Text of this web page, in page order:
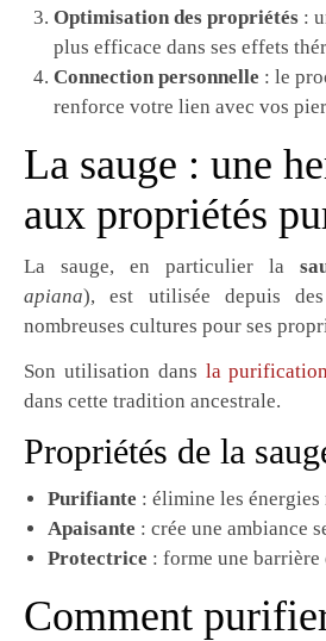
Optimisation des propriétés :
plus efficace dans ses effets
Connection personnelle : le
renforce votre lien avec vos
La sauge : une
aux propriétés
La sauge, en particulier la
apiana), est utilisée depuis
nombreuses cultures pour ses
Son utilisation dans la
dans cette tradition ancestrale.
Propriétés de la
Purifiante : élimine les énergies
Apaisante : crée une ambiance
Protectrice : forme une
Comment